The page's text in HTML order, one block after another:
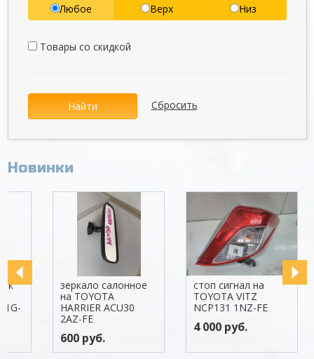
Любое Верх Низ
Товары со скидкой
Найти Сбросить
Новинки
зеркало салонное
на TOYOTA
HARRIER ACU30
стоп сигнал на
TOYOTA VITZ
NCP131 1NZ-FE
4 000 руб.